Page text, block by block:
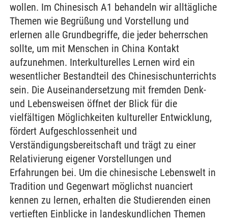
wollen. Im Chinesisch A1 behandeln wir alltägliche
Themen wie Begrüßung und Vorstellung und
erlernen alle Grundbegriffe, die jeder beherrschen
sollte, um mit Menschen in China Kontakt
aufzunehmen. Interkulturelles Lernen wird ein
wesentlicher Bestandteil des Chinesischunterrichts
sein. Die Auseinandersetzung mit fremden Denk-
und Lebensweisen öffnet der Blick für die
vielfältigen Möglichkeiten kultureller Entwicklung,
fördert Aufgeschlossenheit und
Verständigungsbereitschaft und trägt zu einer
Relativierung eigener Vorstellungen und
Erfahrungen bei. Um die chinesische Lebenswelt in
Tradition und Gegenwart möglichst nuanciert
kennen zu lernen, erhalten die Studierenden einen
vertieften Einblicke in landeskundlichen Themen